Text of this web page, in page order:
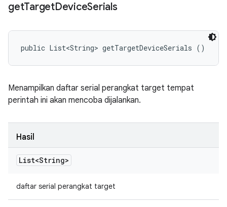
getTargetDeviceSerials
public List<String> getTargetDeviceSerials ()
Menampilkan daftar serial perangkat target tempat
perintah ini akan mencoba dijalankan.
Hasil
List<String>
daftar serial perangkat target